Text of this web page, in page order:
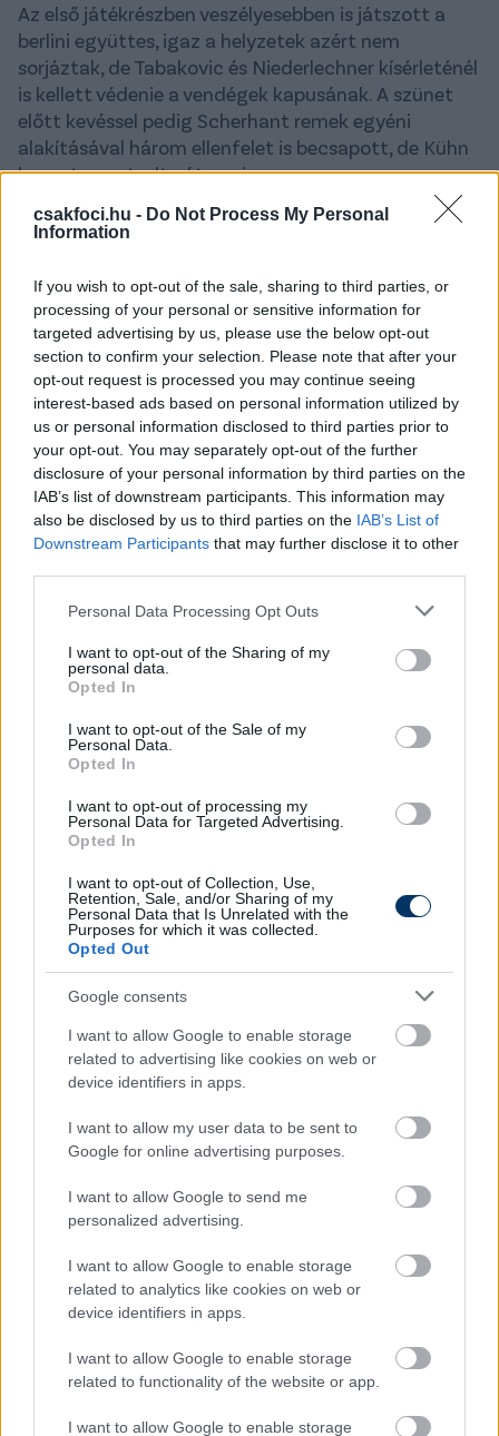
csakfoci.hu - Do Not Process My Personal
Information
If you wish to opt-out of the sale, sharing to third parties, or
processing of your personal or sensitive information for
targeted advertising by us, please use the below opt-out
section to confirm your selection. Please note that after your
opt-out request is processed you may continue seeing
interest-based ads based on personal information utilized by
us or personal information disclosed to third parties prior to
your opt-out. You may separately opt-out of the further
disclosure of your personal information by third parties on the
IAB’s list of downstream participants. This information may
also be disclosed by us to third parties on the IAB’s List of
Downstream Participants that may further disclose it to other
Please note that this website/app uses one or more Google
not limited to your visit or usage behaviour. You may click to
grant or deny consent to Google and its third-party tags to
use your data for below specified purposes in below Google
consent section.
Personal Data Processing Opt Outs
I want to opt-out of the Sharing of my
personal data.
Opted In
I want to opt-out of the Sale of my
Personal Data.
Opted In
I want to opt-out of processing my
Personal Data for Targeted Advertising.
Opted In
I want to opt-out of Collection, Use,
Retention, Sale, and/or Sharing of my
Personal Data that Is Unrelated with the
Purposes for which it was collected.
Opted Out
Google consents
I want to allow Google to enable storage
related to advertising like cookies on web or
device identifiers in apps.
I want to allow my user data to be sent to
Google for online advertising purposes.
I want to allow Google to send me
personalized advertising.
I want to allow Google to enable storage
related to analytics like cookies on web or
device identifiers in apps.
I want to allow Google to enable storage
related to functionality of the website or app.
I want to allow Google to enable storage
Az első játékrészben veszélyesebben is játszott a
berlini együttes, igaz a helyzetek azért nem
sorjáztak, de Tabakovic és Niederlechner kísérleténél
is kellett védenie a vendégek kapusának. A szünet
előtt kevéssel pedig Scherhant remek egyéni
alakításával három ellenfelet is becsapott, de Kühn
kapust nem tudta átverni.
A második játékrészre visszaesett a Hertha
támadójátéka, valamint a védekezésre
Ernst-t a hazaiak kapujában, így egy nem túl
látványos mérkőzést láthattak a szurkolók. A hajrá a
felpaprikázott hangulat miatt vált pörgőssé,
Niederlechnert a Herthából ki is állította a
játékvezető.
Gól végül nem született, így a Hertha nagy esélyt
szalasztott el, hogy tovább tapadjon az élmezőnyre
- az viszont jól néz ki, hogy így már nyolc meccse
veretlen a Dárdai Pál együttese.Dárdai Márton
kezdőként 86 percet játszott, míg ifjabb Dárdai Pál
ésDárdai Bencenem volt a keretben.
Újabb országot nyomott le a magyar
foci Európában a Fradi
menetelésének köszönhetően - így áll
az FTC az UEFA-nál
Az FTC a milliárdok mellett a pontokat is szépen
klubfutball profitál Európában.
Itt állíthatod be, hogy a Csakfoci az elsők
között legyen a Google-találatokban
Tetszett a cikk? Megosztanád?